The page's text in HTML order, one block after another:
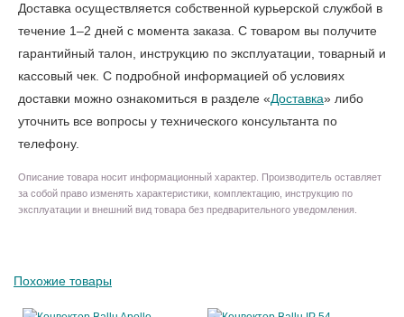
Доставка осуществляется собственной курьерской службой в
течение 1–2 дней с момента заказа. С товаром вы получите
гарантийный талон, инструкцию по эксплуатации, товарный и
кассовый чек. С подробной информацией об условиях
доставки можно ознакомиться в разделе «Доставка» либо
уточнить все вопросы у технического консультанта по
телефону.
Описание товара носит информационный характер. Производитель оставляет
за собой право изменять характеристики, комплектацию, инструкцию по
эксплуатации и внешний вид товара без предварительного уведомления.
Похожие товары